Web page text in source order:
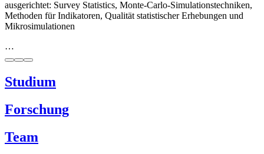
ausgerichtet: Survey Statistics, Monte-Carlo-Simulationstechniken,
Methoden für Indikatoren, Qualität statistischer Erhebungen und
Mikrosimulationen
…
Studium
Forschung
Team